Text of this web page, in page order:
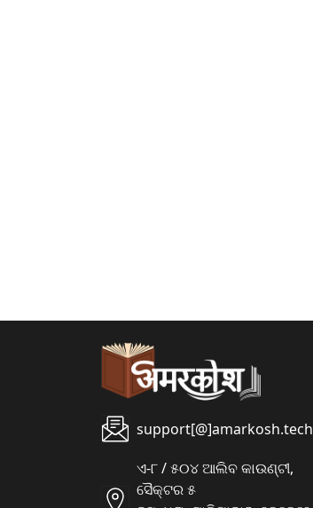
support[@]amarkosh.tech
ଏ-୮ / ୫୦୪ ଆଲିବ କାଉଣ୍ଟୀ,
ସୈକ୍ଟର ୫